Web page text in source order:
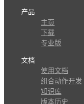
产品
主页
下载
专业版
文档
使用文档
组合动作开发
知识库
版本历史